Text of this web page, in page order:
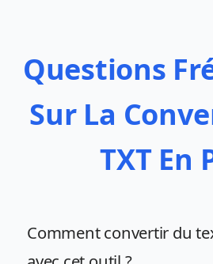
Questions
Sur La
TXT En
Comment convertir du